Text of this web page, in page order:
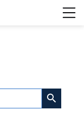
search